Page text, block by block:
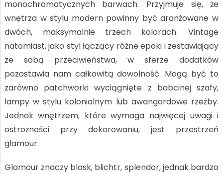
monochromatycznych barwach. Przyjmuje się, że
wnętrza w stylu modern powinny być aranżowane w
dwóch, maksymalnie trzech kolorach. Vintage
natomiast, jako styl łączący różne epoki i zestawiający
ze sobą przeciwieństwa, w sferze dodatków
pozostawia nam całkowitą dowolność. Mogą być to
zarówno patchworki wyciągnięte z babcinej szafy,
lampy w stylu kolonialnym lub awangardowe rzeźby.
Jednak wnętrzem, które wymaga najwięcej uwagi i
ostrożności przy dekorowaniu, jest przestrzeń
glamour.
Glamour znaczy blask, blichtr, splendor, jednak bardzo